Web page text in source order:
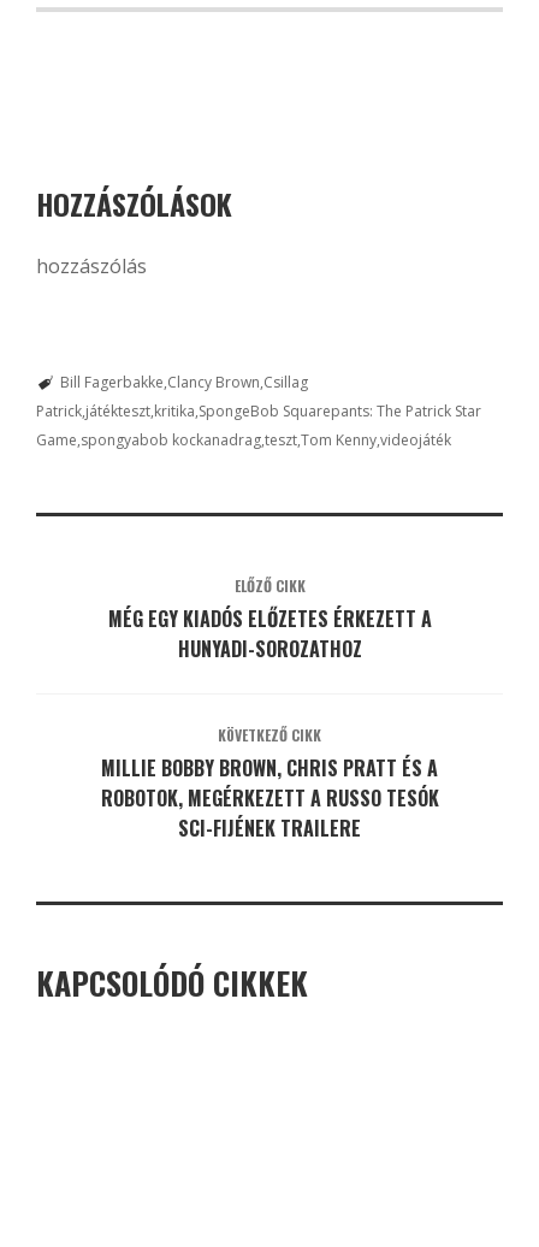
HOZZÁSZÓLÁSOK
hozzászólás
Bill Fagerbakke Clancy Brown Csillag
Patrick játékteszt kritika SpongeBob Squarepants: The Patrick Star
Game spongyabob kockanadragtesztTom Kennyvideojáték
ELŐZŐ CIKK
MÉG EGY KIADÓS ELŐZETES ÉRKEZETT A
HUNYADI-SOROZATHOZ
KÖVETKEZŐ CIKK
MILLIE BOBBY BROWN, CHRIS PRATT ÉS A
ROBOTOK, MEGÉRKEZETT A RUSSO TESÓK
SCI-FIJÉNEK TRAILERE
KAPCSOLÓDÓ CIKKEK